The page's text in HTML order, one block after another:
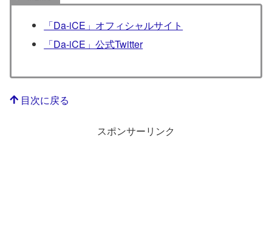
「Da-iCE」オフィシャルサイト
「Da-iCE」公式Twitter
目次に戻る
スポンサーリンク